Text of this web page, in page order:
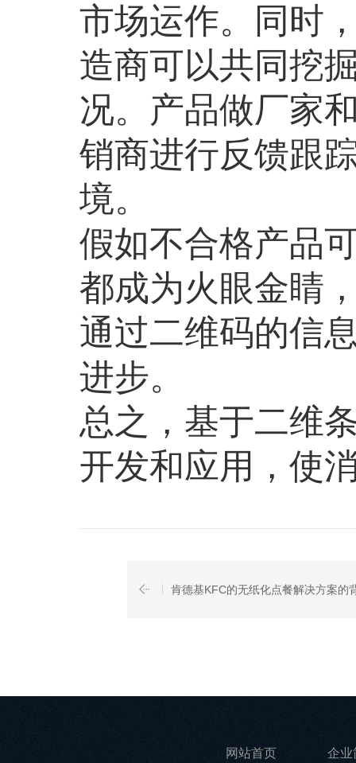
市场运作。同时
造商可以共同挖
况。产品做厂家
销商进行反馈跟
境。
假如不合格产品
都成为火眼金睛
通过二维码的信
进步。
总之，基于二维
开发和应用，使
肯德基KFC的无纸化点餐解决方案的
网站首页 企业